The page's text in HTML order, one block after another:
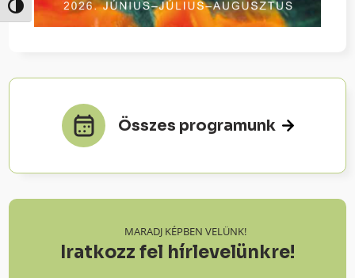
Nagy kontraszt váltása
Összes programunk
MARADJ KÉPBEN VELÜNK!
Iratkozz fel hírlevelünkre!